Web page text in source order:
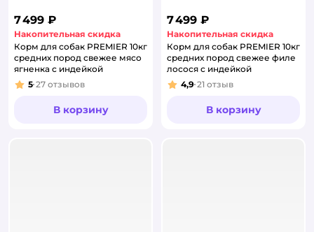
7 499 ₽
Накопительная скидка
Корм для собак PREMIER 10кг
средних пород свежее мясо
ягненка с индейкой
Рейтинг:
5 27 отзывов
В корзину
7 499 ₽
Накопительная скидка
Корм для собак PREMIER 10кг
средних пород свежее филе
лосося с индейкой
Рейтинг:
4,9 21 отзыв
В корзину